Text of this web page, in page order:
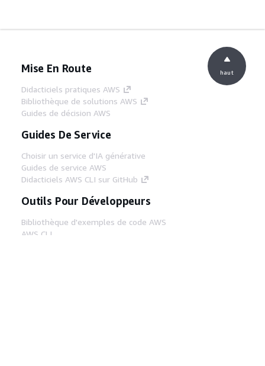
Mise En Route
Didacticiels pratiques AWS
Bibliothèque de solutions AWS
Guides de décision AWS
Guides De Service
Choisir un service d'IA générative
Guides de service AWS
Didacticiels AWS CLI sur GitHub
Outils Pour Développeurs
Bibliothèque d'exemples de code AWS
AWS CLI
haut